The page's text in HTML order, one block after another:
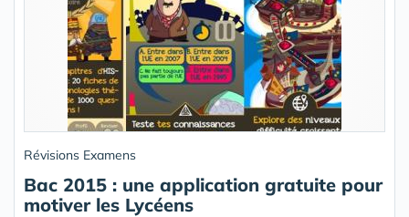
Révisions Examens
Bac 2015 : une application gratuite pour
motiver les Lycéens